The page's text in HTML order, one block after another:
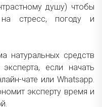
душу) чтобы
стресс, погоду и
натуральных средств
если начать
чате или Whatsapp.
эксперту время и